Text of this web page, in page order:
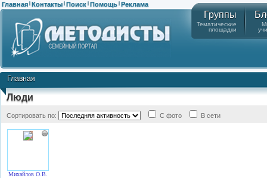
Главная | Контакты | Поиск | Помощь | Реклама
Группы
Тематические
площадки
Главная
Люди
Сортировать по: С фото В сети
Михайлов О.В.